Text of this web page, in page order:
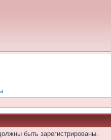
быть зарегистрированы.